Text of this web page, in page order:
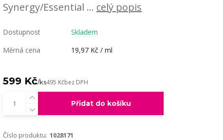
Synergy/Essential ... celý popis
Dostupnost
Skladem
Měrná cena
19,97 Kč / ml
599 Kč/ks495 Kčbez DPH
Přidat do košíku
Číslo produktu: 1028171